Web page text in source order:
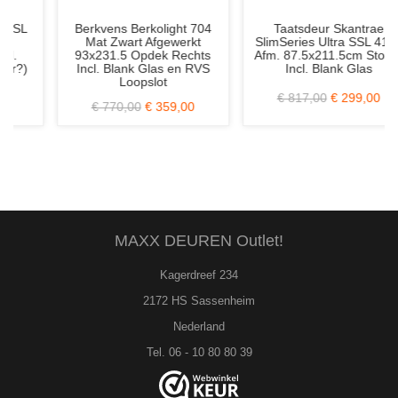
Berkvens Berkolight 704
Mat Zwart Afgewerkt
93x231.5 Opdek Rechts
Incl. Blank Glas en RVS
Loopslot
€ 770,00 € 359,00
Taatsdeur Skantrae
SlimSeries Ultra SSL 4104
Afm. 87.5x211.5cm Stomp
Incl. Blank Glas
€ 817,00 € 299,00
MAXX DEUREN Outlet!
Kagerdreef 234
2172 HS Sassenheim
Nederland
Tel. 06 - 10 80 80 39